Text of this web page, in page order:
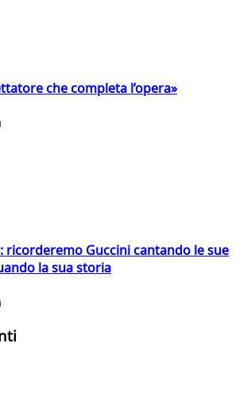
che completa l’opera»
ricorderemo Guccini cantando le sue
la sua storia